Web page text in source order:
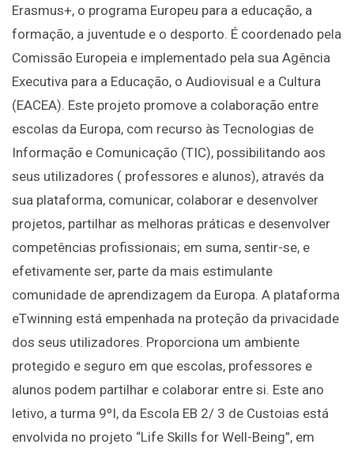
Erasmus+, o programa Europeu para a educação, a
formação, a juventude e o desporto. É coordenado pela
Comissão Europeia e implementado pela sua Agência
Executiva para a Educação, o Audiovisual e a Cultura
(EACEA). Este projeto promove a colaboração entre
escolas da Europa, com recurso às Tecnologias de
Informação e Comunicação (TIC), possibilitando aos
seus utilizadores ( professores e alunos), através da
sua plataforma, comunicar, colaborar e desenvolver
projetos, partilhar as melhoras práticas e desenvolver
competências profissionais; em suma, sentir-se, e
efetivamente ser, parte da mais estimulante
comunidade de aprendizagem da Europa. A plataforma
eTwinning está empenhada na proteção da privacidade
dos seus utilizadores. Proporciona um ambiente
protegido e seguro em que escolas, professores e
alunos podem partilhar e colaborar entre si. Este ano
letivo, a turma 9ºI, da Escola EB 2/ 3 de Custoias está
envolvida no projeto “Life Skills for Well-Being”, em